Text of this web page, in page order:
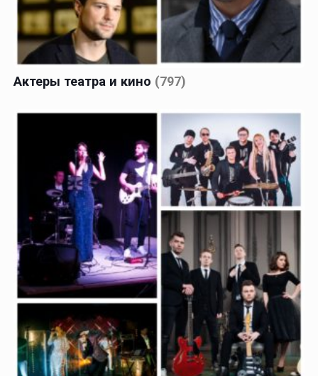
Актеры театра и кино (797)